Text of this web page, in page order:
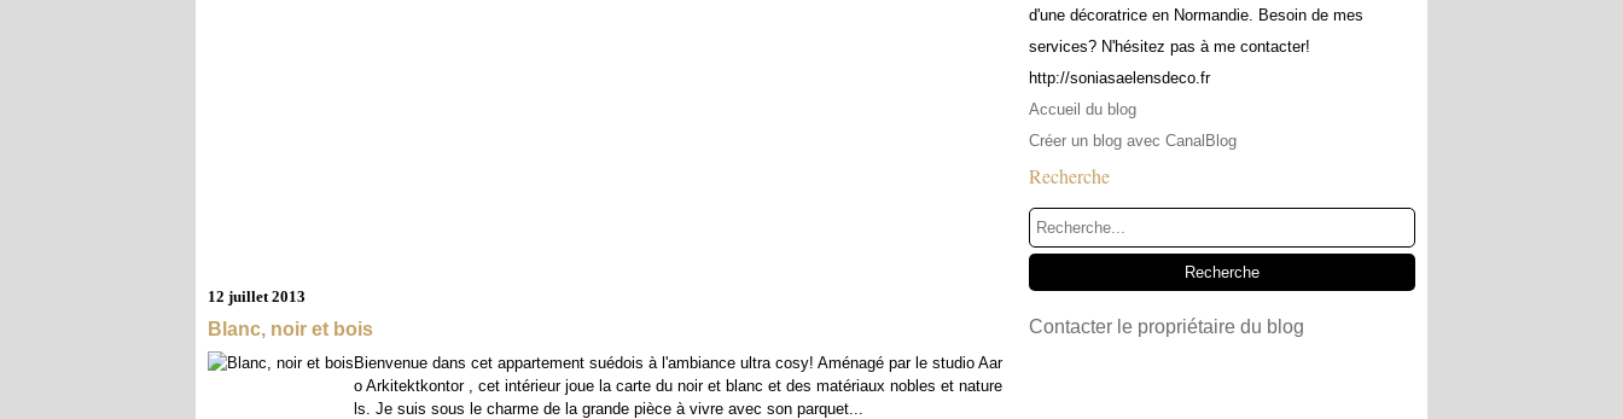
12 juillet 2013
Blanc, noir et bois
Bienvenue dans cet appartement suédois à l'ambiance ultra cosy! Aménagé par le studio Aar
o Arkitektkontor , cet intérieur joue la carte du noir et blanc et des matériaux nobles et nature
ls. Je suis sous le charme de la grande pièce à vivre avec son parquet...
d'une décoratrice en Normandie. Besoin de mes
services? N'hésitez pas à me contacter!
http://soniasaelensdeco.fr
Accueil du blog
Créer un blog avec CanalBlog
Recherche
Contacter le propriétaire du blog